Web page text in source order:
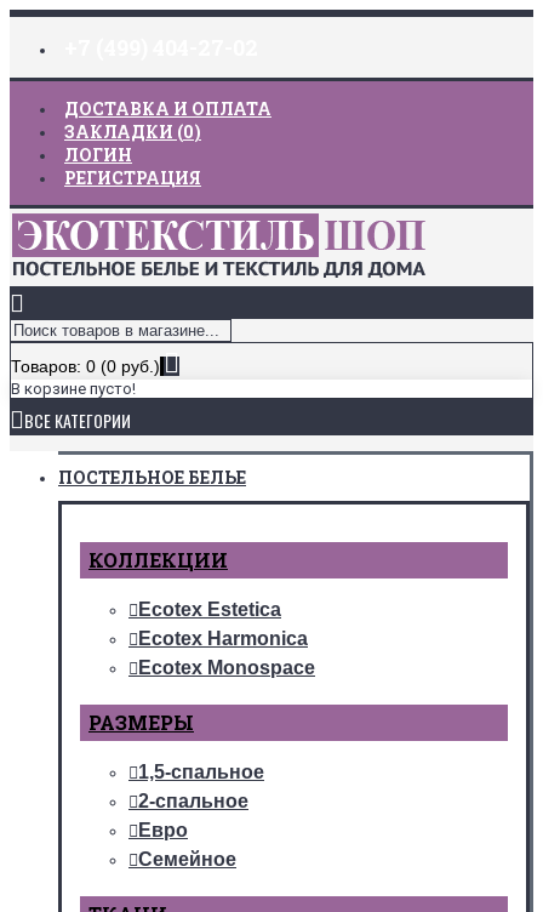
ДОСТАВКА И ОПЛАТА
ЗАКЛАДКИ (0)
ЛОГИН
РЕГИСТРАЦИЯ
Товаров: 0 (0 руб.)
В корзине пусто!
ВСЕ КАТЕГОРИИ
ПОСТЕЛЬНОЕ БЕЛЬЕ
КОЛЛЕКЦИИ
Ecotex Estetica
Ecotex Harmonica
Ecotex Monospace
РАЗМЕРЫ
1,5-спальное
2-спальное
Евро
Семейное